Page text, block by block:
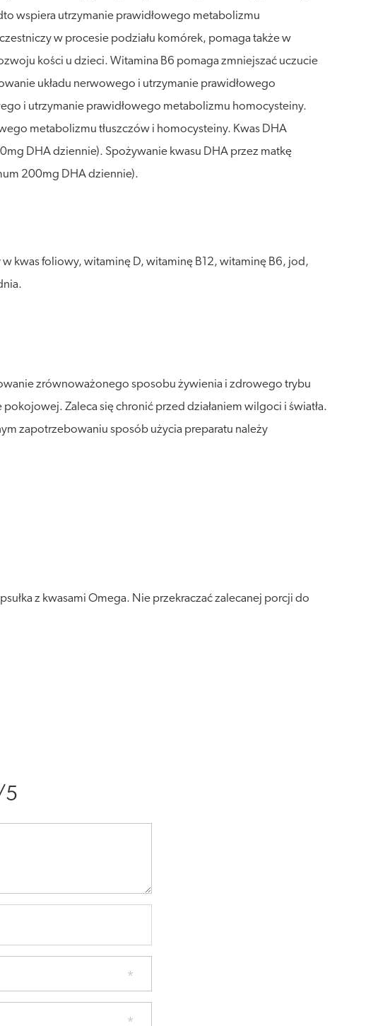
wspiera utrzymanie prawidłowego metabolizmu
w procesie podziału komórek, pomaga także w
kości u dzieci. Witamina B6 pomaga zmniejszać uczucie
układu nerwowego i utrzymanie prawidłowego
i utrzymanie prawidłowego metabolizmu homocysteiny.
metabolizmu tłuszczów i homocysteiny. Kwas DHA
DHA dziennie). Spożywanie kwasu DHA przez matkę
200mg DHA dziennie).
kwas foliowy, witaminę D, witaminę B12, witaminę B6, jod,
zrównoważonego sposobu żywienia i zdrowego trybu
Zaleca się chronić przed działaniem wilgoci i światła.
zapotrzebowaniu sposób użycia preparatu należy
z kwasami Omega. Nie przekraczać zalecanej porcji do